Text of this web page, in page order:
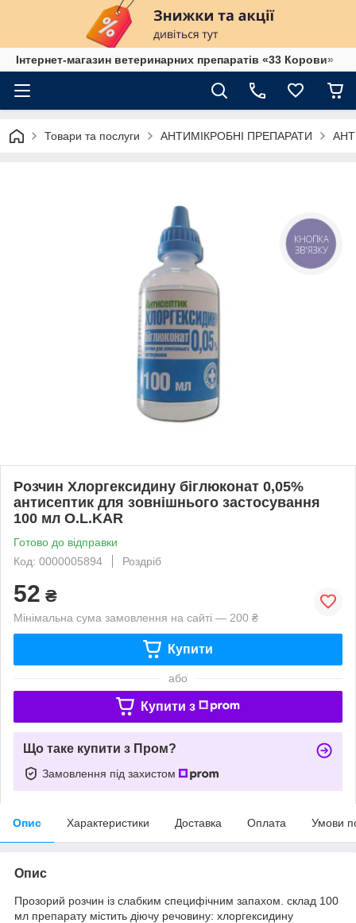
Інтернет-магазин ветеринарних препаратів «33 Корови»
Товари та послуги АНТИМІКРОБНІ ПРЕПАРАТИ
Розчин Хлоргексидину біглюконат 0,05%
антисептик для зовнішнього застосування
100 мл O.L.KAR
Готово до відправки
Код: 0000005894
Роздріб
52 ₴
Мінімальна сума замовлення на сайті — 200 ₴
Купити
або
Купити з
Що таке купити з Пром?
Замовлення під захистом
Опис Характеристики Доставка Оплата Умови
Опис
Прозорий розчин із слабким специфічним запахом. склад 100
мл препарату містить діючу речовину: хлоргексидину
КНОПКА
ЗВ'ЯЗКУ